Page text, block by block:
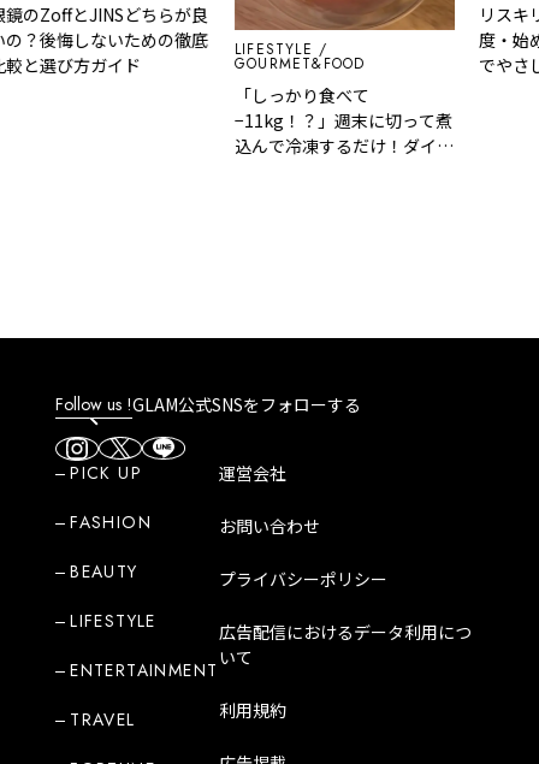
のZoffとJINSどちらが良
？後悔しないための徹底
と選び方ガイド
LIFESTYLE
GOURMET&FOOD
「しっかり食べて
−11kg！？」週末に切って煮
込んで冷凍するだけ！ダイエ
リスキ
度・始
でやさ
Follow us !GLAM公式SNSをフォローする
PICK UP
FASHION
BEAUTY
LIFESTYLE
ENTERTAINMENT
TRAVEL
運営会社
お問い合わせ
プライバシーポリシー
広告配信におけるデータ利用につ
いて
利用規約